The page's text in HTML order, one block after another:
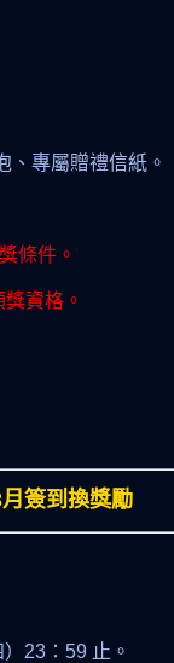
、專屬贈禮信紙。
條件。
資格。
簽到換獎勵
23：59 止。